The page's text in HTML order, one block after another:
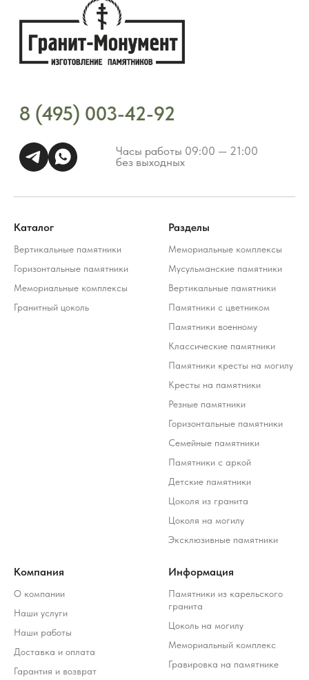
Каталог
Вертикальные памятники
Горизонтальные памятники
Мемориальные комплексы
Гранитный цоколь
Разделы
Мемориальные комплексы
Мусульманские памятники
Вертикальные памятники
Памятники с цветником
Памятники военному
Классические памятники
Памятники кресты на могилу
Кресты на памятники
Резные памятники
Горизонтальные памятники
Семейные памятники
Памятники с аркой
Детские памятники
Цоколя из гранита
Цоколя на могилу
Эксклюзивные памятники
Компания
О компании
Наши услуги
Наши работы
Доставка и оплата
Гарантия и возврат
Информация
Памятники из карельского
гранита
Цоколь на могилу
Мемориальный комплекс
Гравировка на памятнике